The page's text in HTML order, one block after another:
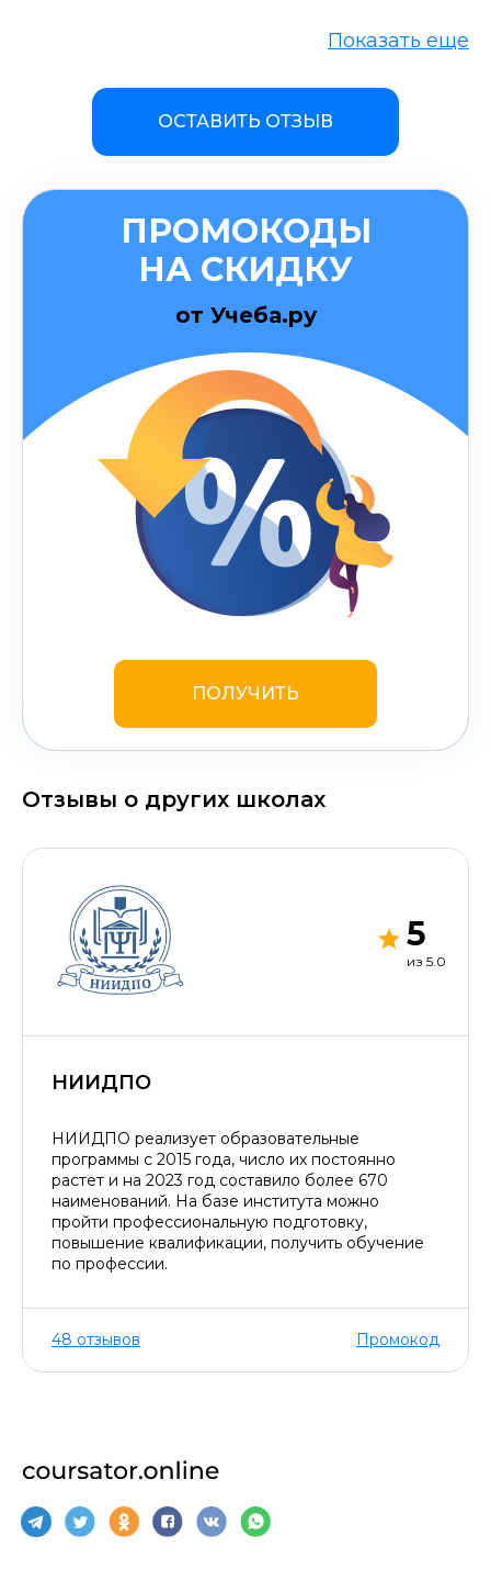
Показать еще
ОСТАВИТЬ ОТЗЫВ
ПРОМОКОДЫ
НА СКИДКУ
от Учеба.ру
ПОЛУЧИТЬ
Отзывы о других школах
5
из 5.0
НИИДПО
НИИДПО реализует образовательные
программы с 2015 года, число их постоянно
растет и на 2023 год составило более 670
наименований. На базе института можно
пройти профессиональную подготовку,
повышение квалификации, получить обучение
по профессии.
48 отзывов Промокод